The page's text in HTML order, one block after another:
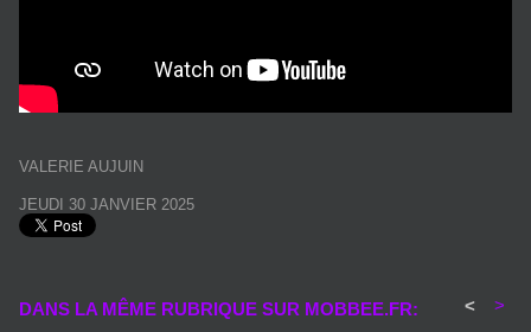
VALERIE AUJUIN
JEUDI 30 JANVIER 2025
DANS LA MÊME RUBRIQUE SUR MOBBEE.FR: < >